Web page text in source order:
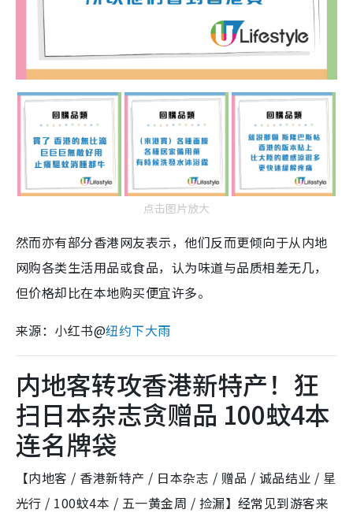
点击图片放大
然而亦有部分香港网友表示，他们反而更倾向于从内地
网购各类生活用品或食品，认为味道与品质相差无几，
但价格却比在本地购买便宜许多。
来源：小红书@纽约下大雨
内地客转攻香港新特产！狂
扫日本杂志贪赠品 100蚊4本
连名牌袋
【内地客 / 香港新特产 / 日本杂志 / 赠品 / 诚品结业 / 星
光行 / 100蚊4本 / 五一黄金周 / 捡漏】经常见到游客来